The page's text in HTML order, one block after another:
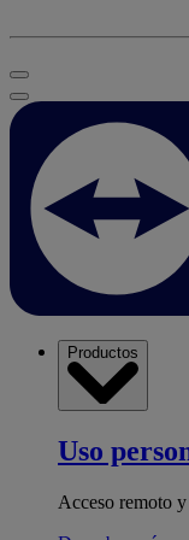
Productos
Uso
Acceso remoto